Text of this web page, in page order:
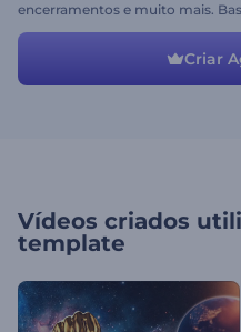
encerramentos e muito mais.
clicar em visualizar e ver os
espaço conosco, experimente
Criar
Vídeos criados
template